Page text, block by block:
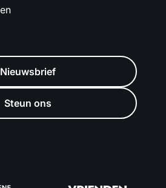
Nieuwsbrief
Steun ons